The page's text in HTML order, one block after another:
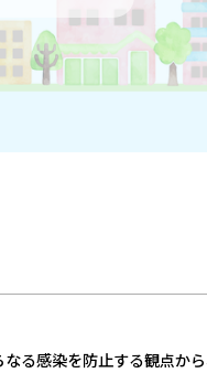
る感染を防止する観点か